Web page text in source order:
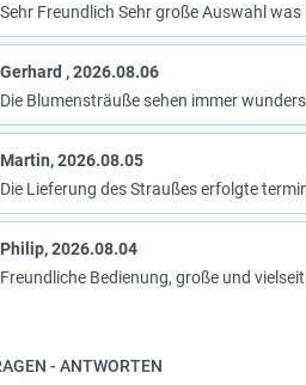
Sehr Freundlich Sehr große Auswahl
Gerhard , 2026.08.06
Die Blumensträuße sehen immer
Martin, 2026.08.05
Die Lieferung des Straußes erfolgte
Philip, 2026.08.04
Freundliche Bedienung, große und
- ANTWORTEN